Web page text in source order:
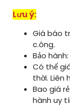
Lưu ý:
Giá báo
c.ông.
Bảo
Có thể
thời. Liên
Bao giá
hành uy